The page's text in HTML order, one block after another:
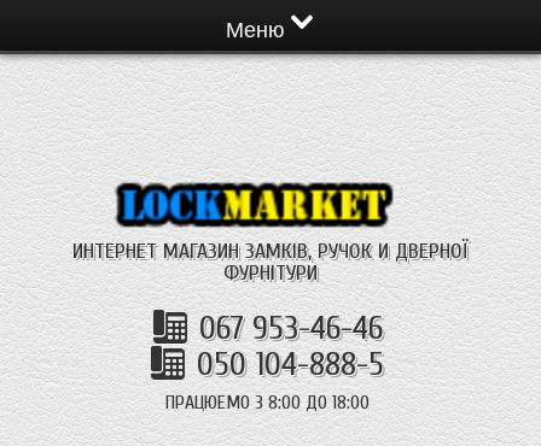
Меню
ИНТЕРНЕТ МАГАЗИН ЗАМКІВ, РУЧОК И ДВЕРНОЇ
ФУРНІТУРИ
067 953-46-46
050 104-888-5
ПРАЦЮЕМО З 8:00 ДО 18:00